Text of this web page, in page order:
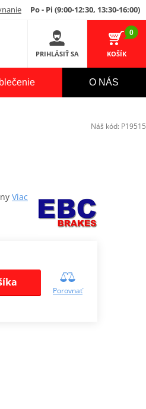
Po - Pi (9:00-12:30, 13:30-16:00)
PRIHLÁSIŤ SA
0
KOŠÍK
O NÁS
Viac
Porovnať
Náš kód: P19515